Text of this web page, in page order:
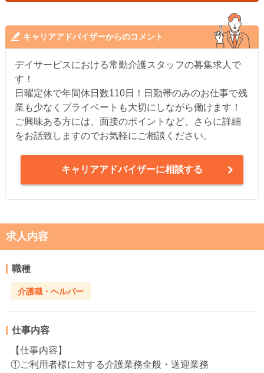
キャリアアドバイザーからのコメント
デイサービスにおける常勤介護スタッフの募集求人で
す！
日曜定休で年間休日数110日！日勤帯のみのお仕事で残
業も少なくプライベートも大切にしながら働けます！
ご興味ある方には、面接のポイントなど、さらに詳細
をお話致しますのでお気軽にご相談ください。
キャリアアドバイザーに相談する
求人内容
職種
介護職・ヘルパー
仕事内容
【仕事内容】
①ご利用者様に対する介護業務全般・送迎業務